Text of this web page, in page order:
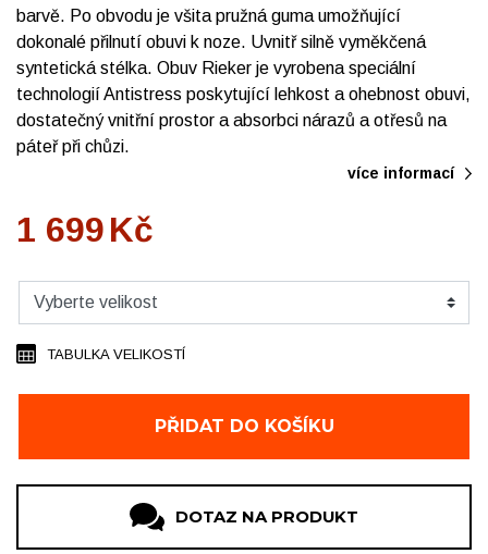
barvě. Po obvodu je všita pružná guma umožňující
dokonalé přilnutí obuvi k noze. Uvnitř silně vyměkčená
syntetická stélka. Obuv Rieker je vyrobena speciální
technologií Antistress poskytující lehkost a ohebnost obuvi,
dostatečný vnitřní prostor a absorbci nárazů a otřesů na
páteř při chůzi.
více informací
1 699Kč
PŘIDAT DO KOŠÍKU
TABULKA VELIKOSTÍ
DOTAZ NA PRODUKT